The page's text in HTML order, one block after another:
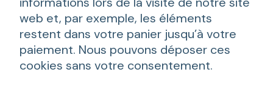
web et, par exemple, les éléments
restent dans votre panier jusqu’à votre
paiement. Nous pouvons déposer ces
cookies sans votre consentement.